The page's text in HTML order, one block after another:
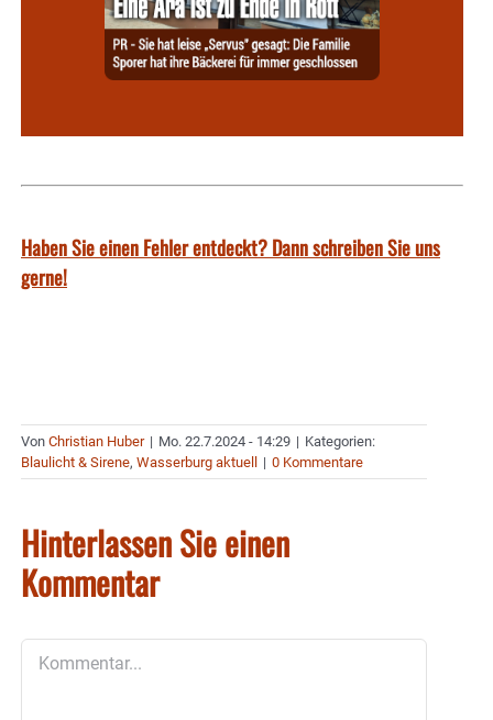
Haben Sie einen Fehler entdeckt? Dann schreiben Sie uns
gerne!
Von Christian Huber | Mo. 22.7.2024 - 14:29 | Kategorien:
Blaulicht & Sirene, Wasserburg aktuell | 0 Kommentare
Hinterlassen Sie einen
Kommentar